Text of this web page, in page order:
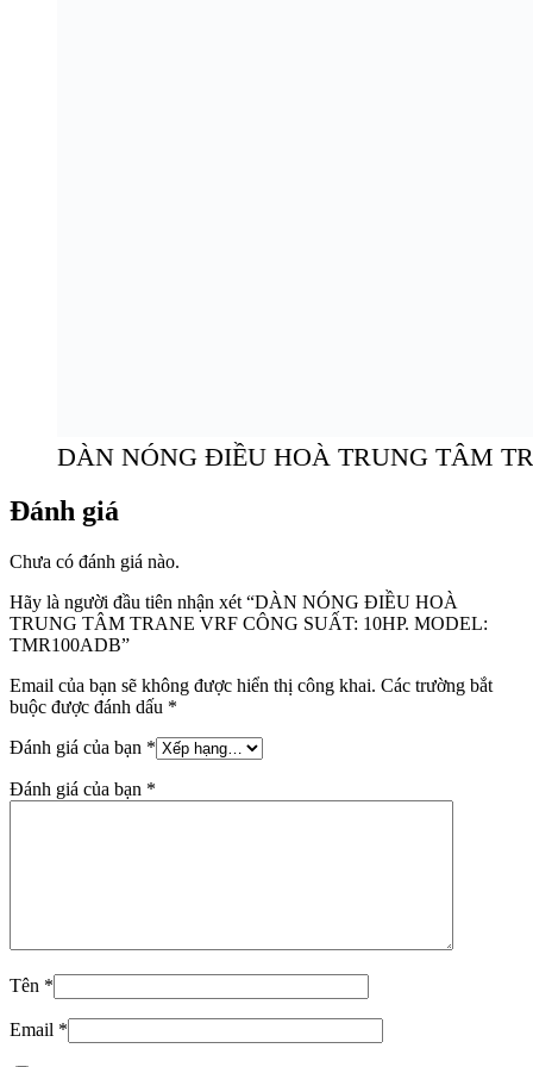
DÀN NÓNG ĐIỀU HOÀ TRUNG TÂM
Đánh giá
Chưa có đánh giá nào.
Hãy là người đầu tiên nhận xét “DÀN NÓNG ĐIỀU HOÀ
TRUNG TÂM TRANE VRF CÔNG SUẤT: 10HP. MODEL:
TMR100ADB”
Email của bạn sẽ không được hiển thị công khai. Các trường bắt
buộc được đánh dấu *
Đánh giá của bạn *
Đánh giá của bạn *
Tên *
Email *